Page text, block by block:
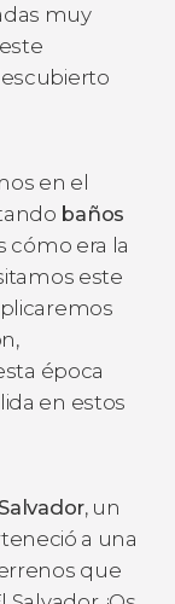
muy
en el
baños
cómo era la
este
época
en estos
, un
a una
que